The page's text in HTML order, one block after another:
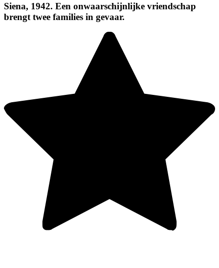
Siena, 1942. Een onwaarschijnlijke vriendschap
brengt twee families in gevaar.